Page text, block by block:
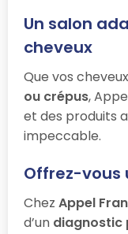
Un salon
cheveux
Que vos
ou crépus,
et des produits
impeccable.
Offrez-vous
Chez Appel
d’un diagnostic